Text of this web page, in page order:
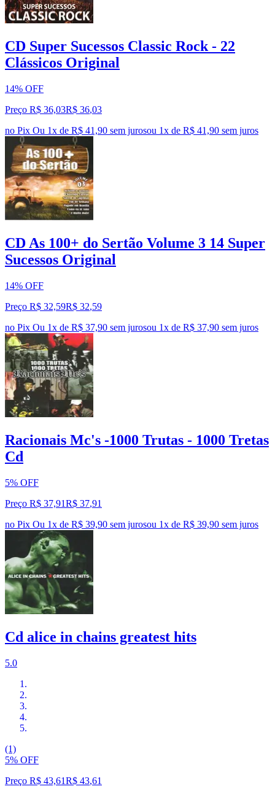
CD Super Sucessos Classic Rock - 22
Clássicos Original
14% OFF
Preço R$ 36,03R$ 36,03
no Pix Ou 1x de R$ 41,90 sem jurosou 1x de R$ 41,90 sem juros
CD As 100+ do Sertão Volume 3 14 Super
Sucessos Original
14% OFF
Preço R$ 32,59R$ 32,59
no Pix Ou 1x de R$ 37,90 sem jurosou 1x de R$ 37,90 sem juros
Racionais Mc's -1000 Trutas - 1000 Tretas
Cd
5% OFF
Preço R$ 37,91R$ 37,91
no Pix Ou 1x de R$ 39,90 sem jurosou 1x de R$ 39,90 sem juros
Cd alice in chains greatest hits
5.0
(1)
5% OFF
Preço R$ 43,61R$ 43,61